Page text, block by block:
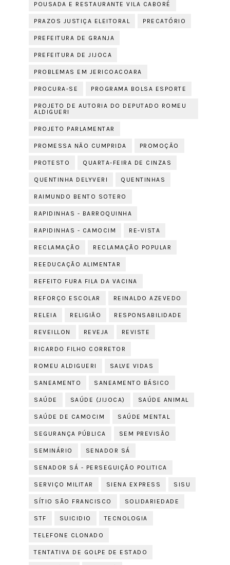
POUSADA E RESTAURANTE VILA CABORÉ
PRAZOS JUSTIÇA ELEITORAL PRECATÓRIO
PREFEITURA DE GRANJA
PREFEITURA DE JIJOCA
PROBLEMAS EM JERICOACOARA
PROCURA-SE PROGRAMA BOLSA ESPORTE
PROJETO DE AUTORIA DO DEPUTADO ROMEU
ALDIGUERI
PROJETO PARLAMENTAR
PROMESSA NÃO CUMPRIDA PROMOÇÃO
PROTESTO QUARTA-FEIRA DE CINZAS
QUENTINHA DELYVERI QUENTINHAS
RAIMUNDO BENTO SOTERO
RAPIDINHAS - BARROQUINHA
RAPIDINHAS - CAMOCIM RE-VISTA
RECLAMAÇÃO RECLAMAÇÃO POPULAR
REEDUCAÇÃO ALIMENTAR
REFEITO FURA FILA DA VACINA
REFORÇO ESCOLAR REINALDO AZEVEDO
RELEIA RELIGIÃO RESPONSABILIDADE
REVEILLON REVEJA REVISTE
RICARDO FILHO CORRETOR
ROMEU ALDIGUERI SALVE VIDAS
SANEAMENTO SANEAMENTO BÁSICO
SAÚDE SAÚDE (JIJOCA) SAÚDE ANIMAL
SAÚDE DE CAMOCIM SAÚDE MENTAL
SEGURANÇA PÚBLICA SEM PREVISÃO
SEMINÁRIO SENADOR SÁ
SENADOR SÁ - PERSEGUIÇÃO POLITICA
SERVIÇO MILITAR SIENA EXPRESS SISU
SÍTIO SÃO FRANCISCO SOLIDARIEDADE
STF SUICIDIO TECNOLOGIA
TELEFONE CLONADO
TENTATIVA DE GOLPE DE ESTADO